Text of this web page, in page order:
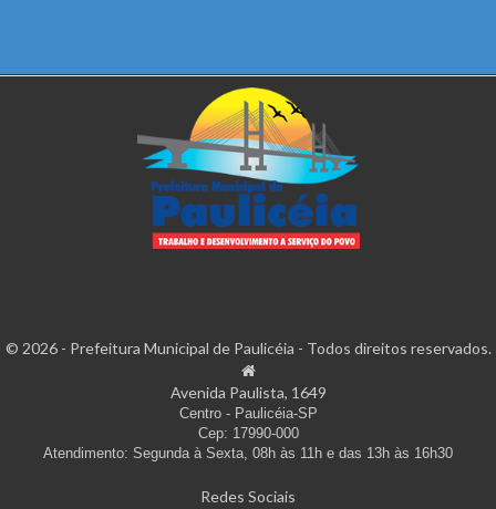
© 2026 - Prefeitura Municipal de Paulicéia - Todos direitos reservados.
Avenida Paulista, 1649
Centro - Paulicéia-SP
Cep: 17990-000
Atendimento: Segunda à Sexta, 08h às 11h e das 13h às 16h30
Redes Sociais